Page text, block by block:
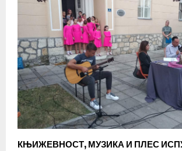
КЊИЖЕВНОСТ, МУЗИКА И ПЛЕС